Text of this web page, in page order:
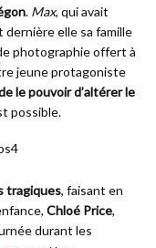
. Max, qui avait
elle sa famille
photographie offert à
jeune protagoniste
le pouvoir d’altérer le
possible.
tragiques, faisant en
Chloé Price,
durant les